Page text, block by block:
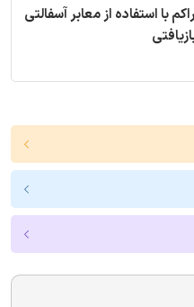
با استفاده از معابر آسفالتی